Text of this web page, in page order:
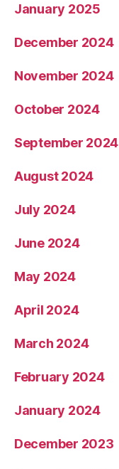
January 2025
December 2024
November 2024
October 2024
September 2024
August 2024
July 2024
June 2024
May 2024
April 2024
March 2024
February 2024
January 2024
December 2023